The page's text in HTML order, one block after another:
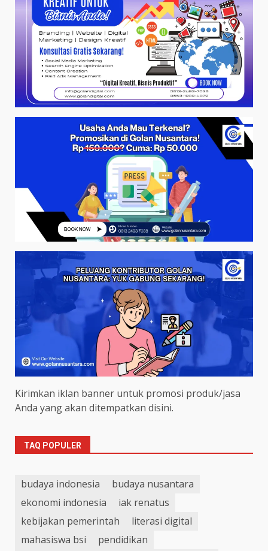
Kirimkan iklan banner untuk promosi produk/jasa
Anda yang akan ditempatkan disini.
TAQ POPULER
budaya indonesia
budaya nusantara
ekonomi indonesia
iak renatus
kebijakan pemerintah
literasi digital
mahasiswa bsi
pendidikan